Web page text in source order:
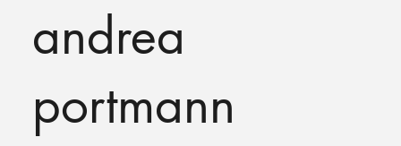
andrea
portmann